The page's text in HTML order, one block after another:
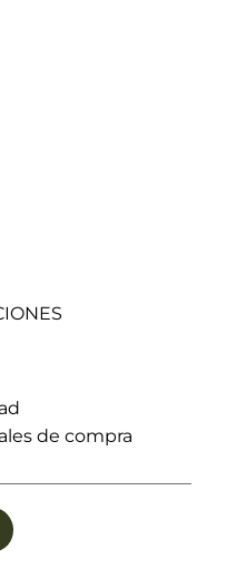
de compra